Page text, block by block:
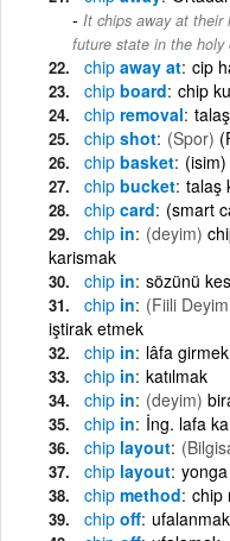
It chips away at their
future state in the holy
chip away at cip
chip board chip
chip removal
chip shot (Spor)
chip basket
chip bucket talaş
chip card (smart
chip in (deyim)
karismak
chip in sözünü
chip in (Fiili
iştirak etmek
chip in lâfa girmek
chip in katılmak
chip in (deyim)
chip in İng. lafa
chip layout
chip layout
chip method chip
chip off ufalanmak